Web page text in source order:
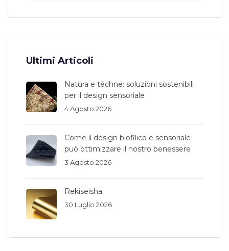
Ultimi Articoli
Natura e téchne: soluzioni sostenibili
per il design sensoriale
4 Agosto 2026
Come il design biofilico e sensoriale
può ottimizzare il nostro benessere
3 Agosto 2026
Rekiseisha
30 Luglio 2026